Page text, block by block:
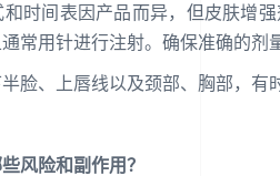
时间表因产品而异，但皮肤增
常用针进行注射。确保准确的剂
脸、上唇线以及颈部、胸部，有
风险和副作用？